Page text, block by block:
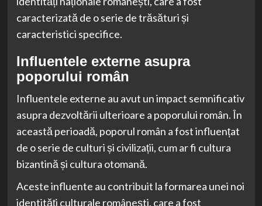
caracterizată de o serie de trăsături și
caracteristici specifice.
Influentele externe asupra
poporului român
Influentele externe au avut un impact semnificativ
asupra dezvoltării ulterioare a poporului român. În
această perioadă, poporul român a fost influențat
de o serie de culturi și civilizații, cum ar fi cultura
bizantină și cultura otomană.
Aceste influente au contribuit la formarea unei noi
identități culturale românești, care a fost